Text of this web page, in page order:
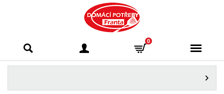
Franta - Příbram
0